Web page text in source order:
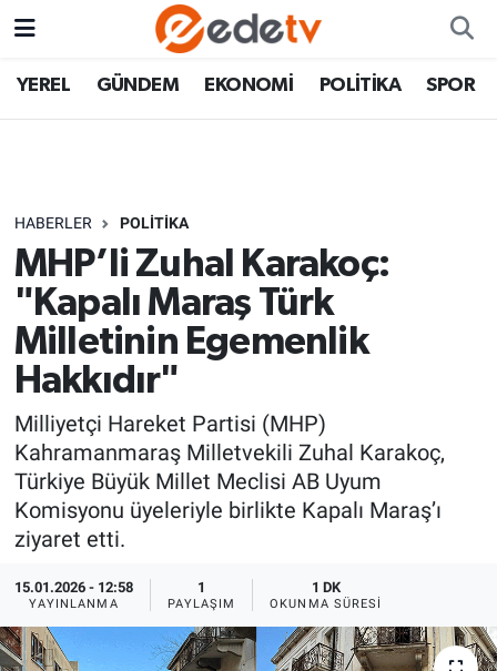
YEREL GÜNDEM EKONOMİ POLİTİKA SPOR
HABERLER POLİTİKA
MHP’li Zuhal Karakoç:
"Kapalı Maraş Türk
Milletinin Egemenlik
Hakkıdır"
Milliyetçi Hareket Partisi (MHP)
Kahramanmaraş Milletvekili Zuhal Karakoç,
Türkiye Büyük Millet Meclisi AB Uyum
Komisyonu üyeleriyle birlikte Kapalı Maraş’ı
ziyaret etti.
15.01.2026 - 12:58
YAYINLANMA
1
PAYLAŞIM
1 DK
OKUNMA SÜRESI